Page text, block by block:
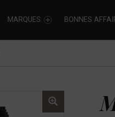
MARQUES BONNES